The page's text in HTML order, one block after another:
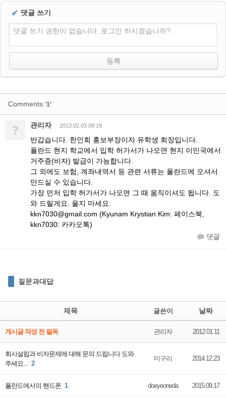
✔ 댓글 쓰기
댓글 쓰기 권한이 없습니다. 로그인 하시겠습니까?
Comments '1'
? 관리자 2013.02.03 08:19
반갑습니다. 한인회 홍보부장이자 유학생 회장입니다.
폴란드 현지 학교에서 입학 허가서가 나오면 현지 이민국에서
거주증(비자) 발급이 가능합니다.
그 외에도 보험, 계좌내역서 등 관련 서류는 폴란드에 오셔서
만드실 수 있습니다.
가장 먼저 입학 허가서가 나오면 그 때 움직이셔도 됩니다. 도
와 드릴게요. 울지 마세요.
kkn7030@gmail.com (Kyunam Krystian Kim: 페이스북,
kkn7030: 카카오톡)
댓글
질문과대답
제목 글쓴이 날짜
게시글 작성 전 필독 관리자 2012.01.11
회사설립과 비자문제에 대해 문의 드립니다 도와
주세요... 2
미구리 2014.12.23
폴란드에서의 핸드폰 1 doeyeoneda 2015.09.17